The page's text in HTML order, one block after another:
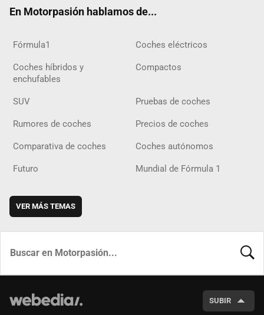
En Motorpasión hablamos de...
Fórmula1 Coches eléctricos
Coches híbridos y
enchufables
Compactos
SUV Pruebas de coches
Rumores de coches Precios de coches
Comparativa de coches Coches autónomos
Futuro Mundial de Fórmula 1
VER MÁS TEMAS
SUBIR